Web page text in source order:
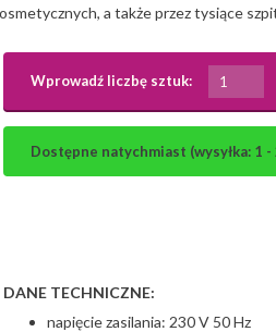
a także przez tysiące
Wprowadź liczbę sztuk:
Dostępne natychmiast (wysyłka: 1 -
DANE TECHNICZNE:
napięcie zasilania: 230 V 50 Hz